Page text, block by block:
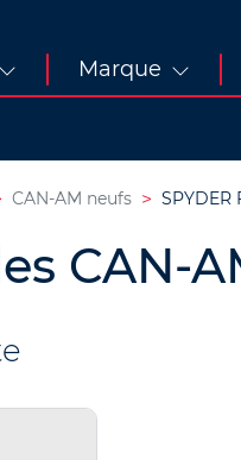
Marque
CAN-AM neufs SPYDER
CAN-